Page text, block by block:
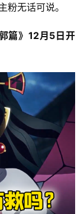
粉无话可说。
篇》12月5日开